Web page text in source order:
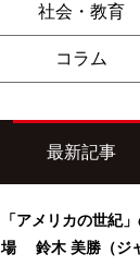
社会・教育
コラム
最新記事
「アメリカの世紀
場 鈴木 美勝（ジ